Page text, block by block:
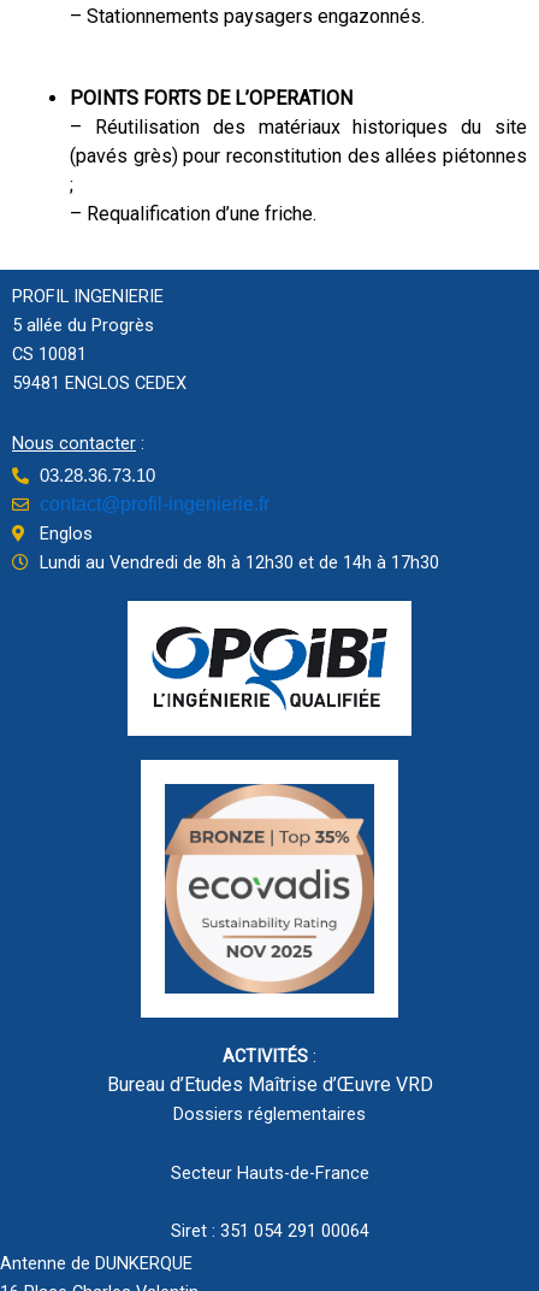
– Stationnements paysagers engazonnés.
POINTS FORTS DE L’OPERATION
– Réutilisation des matériaux historiques du site
(pavés grès) pour reconstitution des allées piétonnes
;
– Requalification d’une friche.
PROFIL INGENIERIE
5 allée du Progrès
CS 10081
59481 ENGLOS CEDEX
Nous contacter :
03.28.36.73.10
contact@profil-ingenierie.fr
Englos
Lundi au Vendredi de 8h à 12h30 et de 14h à 17h30
ACTIVITÉS :
Bureau d’Etudes Maîtrise d’Œuvre VRD
Dossiers réglementaires
Secteur Hauts-de-France
Siret : 351 054 291 00064
Antenne de DUNKERQUE